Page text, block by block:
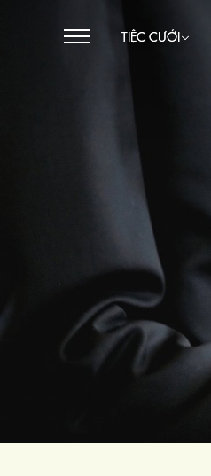
TIỆC CƯỚI